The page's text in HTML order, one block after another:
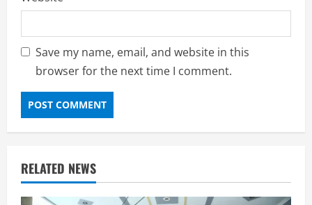
Save my name, email, and website in this
browser for the next time I comment.
RELATED NEWS